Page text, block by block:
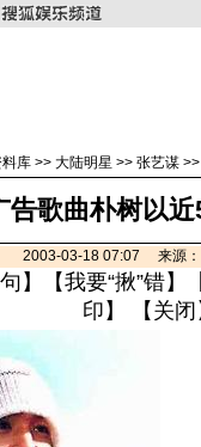
库 >> 大陆明星 >> 张艺谋
告歌曲朴树以
2003-03-18 07:07 来源：
】【我要“揪”错】
印 】 【 关闭